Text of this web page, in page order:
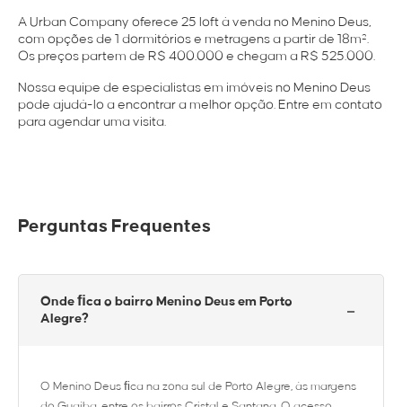
A Urban Company oferece 25 loft à venda no Menino Deus,
com opções de 1 dormitórios e metragens a partir de 18m².
Os preços partem de R$ 400.000 e chegam a R$ 525.000.
Nossa equipe de especialistas em imóveis no Menino Deus
pode ajudá-lo a encontrar a melhor opção. Entre em contato
para agendar uma visita.
Perguntas Frequentes
Onde ﬁca o bairro Menino Deus em Porto
Alegre?
−
O Menino Deus ﬁca na zona sul de Porto Alegre, às margens